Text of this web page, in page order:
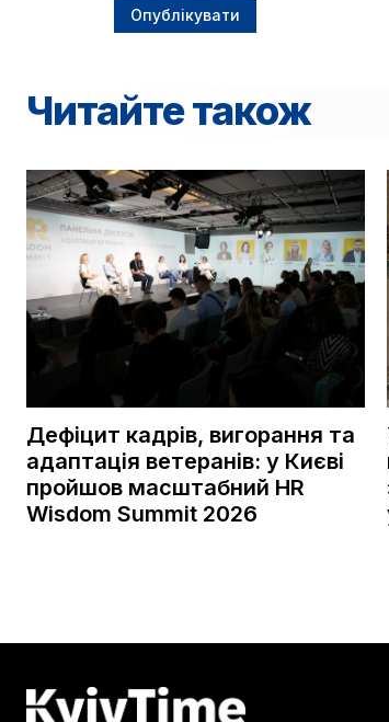
Читайте також
Дефіцит кадрів, вигорання та
адаптація ветеранів: у Києві
пройшов масштабний HR
Wisdom Summit 2026